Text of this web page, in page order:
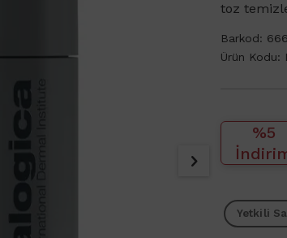
toz
Barkod:
Ürün Kodu:
%5
Yetkili